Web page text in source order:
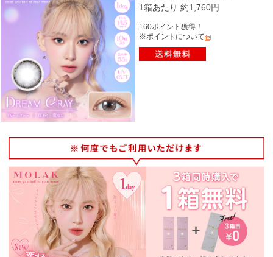
1箱あたり 約1,760円
160ポイント獲得！
※ポイントについて